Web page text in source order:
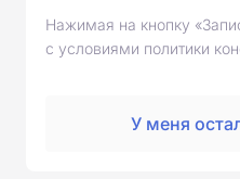
Нажимая на кнопку
с условиями политики
У меня